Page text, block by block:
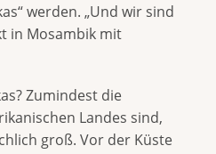
werden. „Und wir sind
in Mosambik mit
Zumindest die
Landes sind,
groß. Vor der Küste